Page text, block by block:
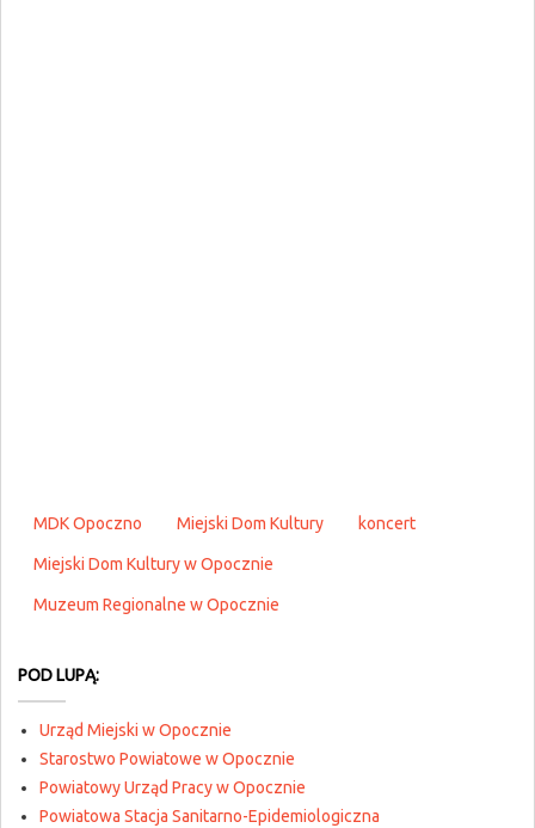
MDK Opoczno Miejski Dom Kultury koncert
Miejski Dom Kultury w Opocznie
Muzeum Regionalne w Opocznie
POD LUPĄ:
Urząd Miejski w Opocznie
Starostwo Powiatowe w Opocznie
Powiatowy Urząd Pracy w Opocznie
Powiatowa Stacja Sanitarno-Epidemiologiczna